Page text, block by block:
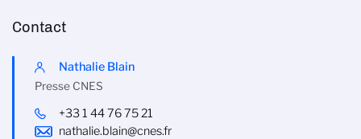
Contact
Nathalie Blain
Presse CNES
+33 1 44 76 75 21
nathalie.blain@cnes.fr